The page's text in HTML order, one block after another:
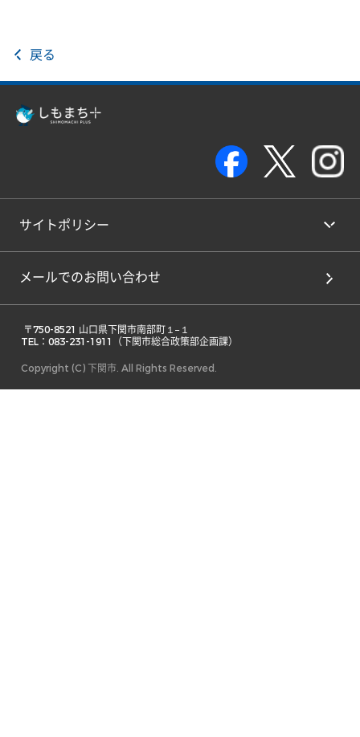
戻る
サイトポリシー
メールでのお問い合わせ
TEL：083-231-1911（下関市総合政策部企画課）
Copyright (C) 下関市. All Rights Reserved.